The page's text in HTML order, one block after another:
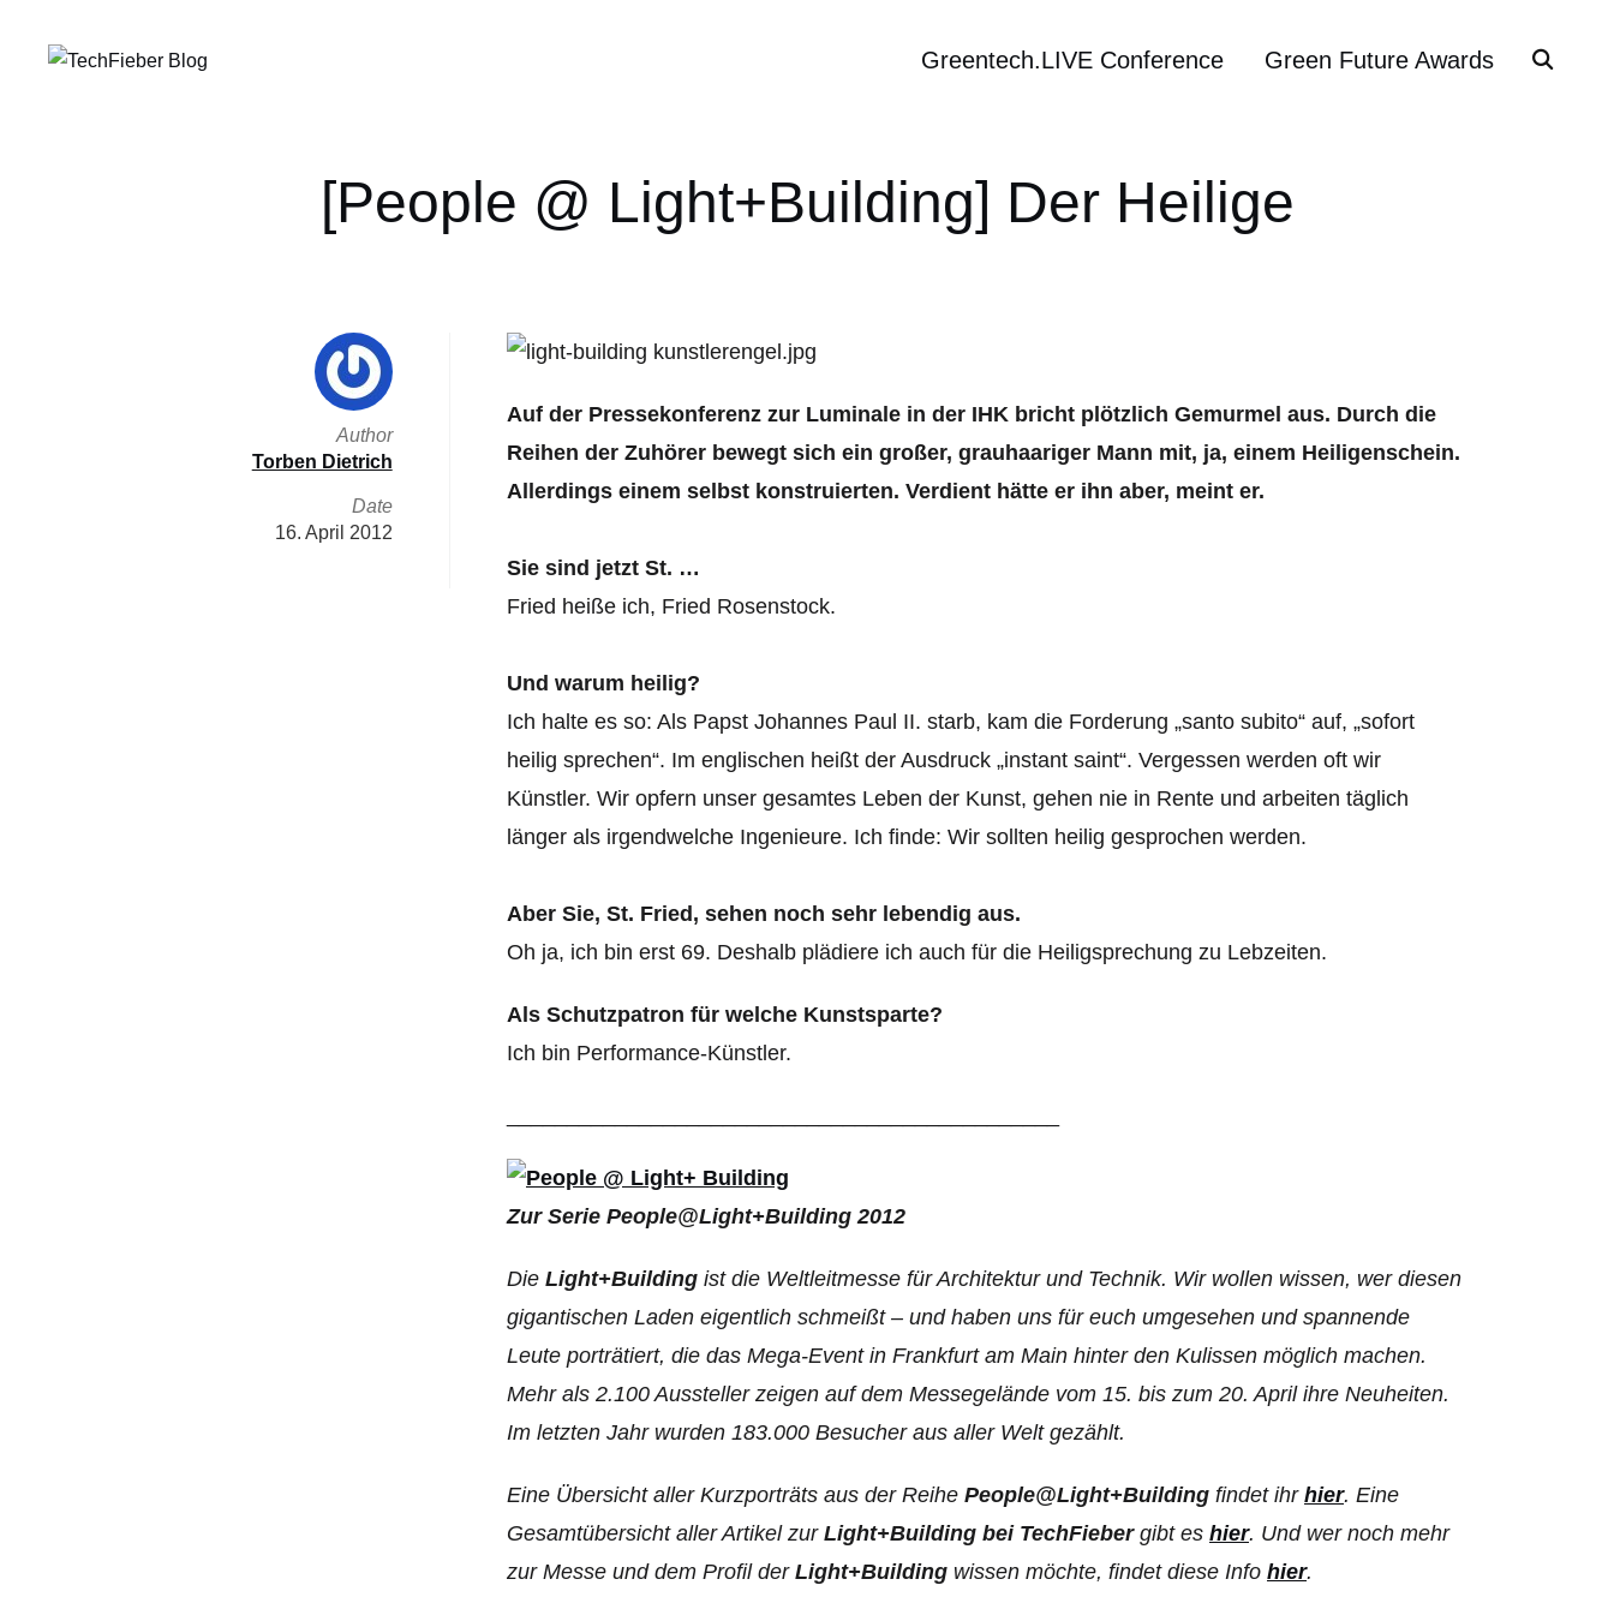
Greentech.LIVE Conference Green Future Awards
[People @ Light+Building] Der Heilige
Auf der Pressekonferenz zur Luminale in der IHK bricht plötzlich Gemurmel aus. Durch die
Reihen der Zuhörer bewegt sich ein großer, grauhaariger Mann mit, ja, einem Heiligenschein.
Allerdings einem selbst konstruierten. Verdient hätte er ihn aber, meint er.
Sie sind jetzt St. …
Fried heiße ich, Fried Rosenstock.
Und warum heilig?
Ich halte es so: Als Papst Johannes Paul II. starb, kam die Forderung „santo subito“ auf, „sofort
heilig sprechen“. Im englischen heißt der Ausdruck „instant saint“. Vergessen werden oft wir
Künstler. Wir opfern unser gesamtes Leben der Kunst, gehen nie in Rente und arbeiten täglich
länger als irgendwelche Ingenieure. Ich finde: Wir sollten heilig gesprochen werden.
Aber Sie, St. Fried, sehen noch sehr lebendig aus.
Oh ja, ich bin erst 69. Deshalb plädiere ich auch für die Heiligsprechung zu Lebzeiten.
Als Schutzpatron für welche Kunstsparte?
Ich bin Performance-Künstler.
Zur Serie People@Light+Building 2012
Die Light+Building ist die Weltleitmesse für Architektur und Technik. Wir wollen wissen, wer diesen
gigantischen Laden eigentlich schmeißt – und haben uns für euch umgesehen und spannende
Leute porträtiert, die das Mega-Event in Frankfurt am Main hinter den Kulissen möglich machen.
Mehr als 2.100 Aussteller zeigen auf dem Messegelände vom 15. bis zum 20. April ihre Neuheiten.
Im letzten Jahr wurden 183.000 Besucher aus aller Welt gezählt.
Eine Übersicht aller Kurzporträts aus der Reihe People@Light+Building findet ihr hier. Eine
Gesamtübersicht aller Artikel zur Light+Building bei TechFiebergibt es hier. Und wer noch mehr
zur Messe und dem Profil der Light+Building wissen möchte, findet diese Info hier.
Author
Torben Dietrich
Date
16. April 2012